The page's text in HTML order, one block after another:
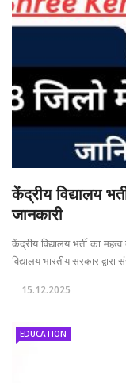
केंद्रीय विद्यालय
जानकारी
केंद्रीय विद्यालय भर्ती का
विद्यालय भारतीय सरकार
15.12.2025
EDUCATION